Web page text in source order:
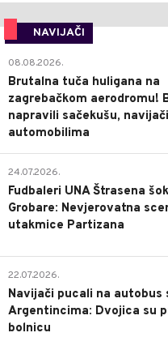
NAVIJAČI
08.08.2026.
Brutalna tuča huligana na
zagrebačkom aerodromu!
napravili sačekušu,
automobilima
24.07.2026.
Fudbaleri UNA Štrasena
Grobare: Nevjerovatna
utakmice Partizana
22.07.2026.
Navijači pucali na autobus
Argentincima: Dvojica su
bolnicu